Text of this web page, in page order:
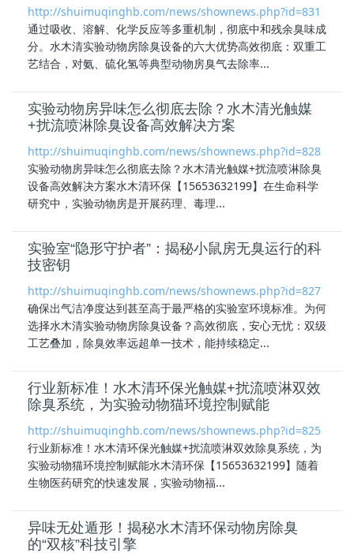
http://shuimuqinghb.com/news/shownews.php?id=831
通过吸收、溶解、化学反应等多重机制，彻底中和残余臭味成
分。水木清实验动物房除臭设备的六大优势高效彻底：双重工
艺结合，对氨、硫化氢等典型动物房臭气去除率...
实验动物房异味怎么彻底去除？水木清光触媒
+扰流喷淋除臭设备高效解决方案
http://shuimuqinghb.com/news/shownews.php?id=828
实验动物房异味怎么彻底去除？水木清光触媒+扰流喷淋除臭
设备高效解决方案水木清环保【15653632199】在生命科学
研究中，实验动物房是开展药理、毒理...
实验室“隐形守护者”：揭秘小鼠房无臭运行的科
技密钥
http://shuimuqinghb.com/news/shownews.php?id=827
确保出气洁净度达到甚至高于最严格的实验室环境标准。为何
选择水木清实验动物房除臭设备 ？高效彻底，安心无忧：双级
工艺叠加，除臭效率远超单一技术，能持续稳定...
行业新标准！水木清环保光触媒+扰流喷淋双效
除臭系统，为实验动物猫环境控制赋能
http://shuimuqinghb.com/news/shownews.php?id=825
行业新标准！水木清环保光触媒+扰流喷淋双效除臭系统，为
实验动物猫环境控制赋能水木清环保【15653632199】随着
生物医药研究的快速发展，实验动物福...
异味无处遁形！揭秘水木清环保动物房除臭
的“双核”科技引擎